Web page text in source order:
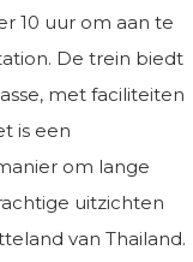
10 uur om aan te
De trein biedt
met faciliteiten
is een
om lange
uitzichten
van Thailand.